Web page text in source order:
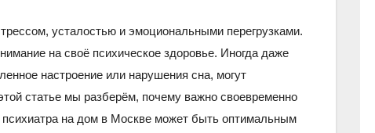
усталостью и эмоциональными перегрузками.
на своё психическое здоровье. Иногда даже
настроение или нарушения сна, могут
статье мы разберём, почему важно своевременно
психиатра на дом в Москве может быть оптимальным